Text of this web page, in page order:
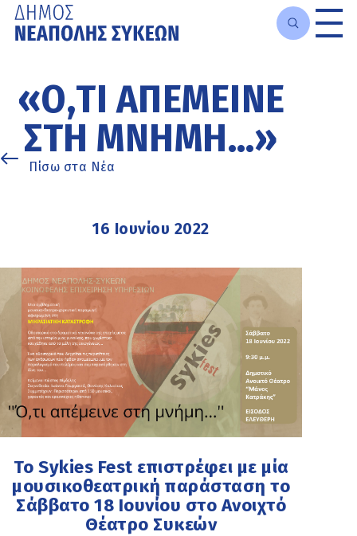
κυρίως
περιεχόμενο
«Ό,ΤΙ ΑΠΈΜΕΙΝΕ
ΣΤΗ ΜΝΉΜΗ…»
Πίσω στα Νέα
16 Ιουνίου 2022
Το Sykies Fest επιστρέφει με μία
μουσικοθεατρική παράσταση το
Σάββατο 18 Ιουνίου στο Ανοιχτό
Θέατρο Συκεών